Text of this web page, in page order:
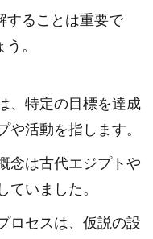
することは重要で
。
、特定の目標を達成
活動を指します。
念は古代エジプトや
ていました。
ロセスは、仮説の設